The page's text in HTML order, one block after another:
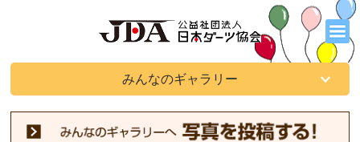
みんなのギャラリー